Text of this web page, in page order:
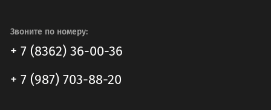
Звоните по номеру:
+ 7 (8362) 36-00-36
+ 7 (987) 703-88-20